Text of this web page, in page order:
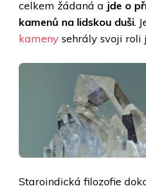
celkem žádaná a jde o
kamenů na lidskou duši.
kameny sehrály svoji roli
Staroindická filozofie